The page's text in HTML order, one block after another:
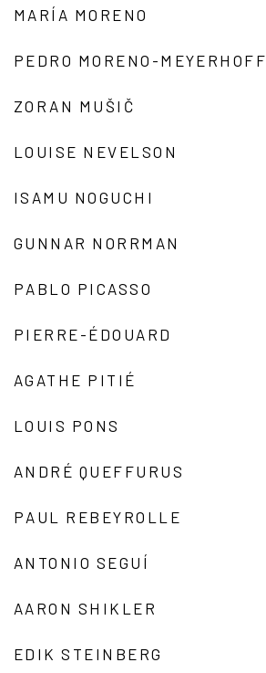
MARÍA MORENO
PEDRO MORENO-MEYERHOFF
ZORAN MUŠIČ
LOUISE NEVELSON
ISAMU NOGUCHI
GUNNAR NORRMAN
PABLO PICASSO
PIERRE-ÉDOUARD
AGATHE PITIÉ
LOUIS PONS
ANDRÉ QUEFFURUS
PAUL REBEYROLLE
ANTONIO SEGUÍ
AARON SHIKLER
EDIK STEINBERG